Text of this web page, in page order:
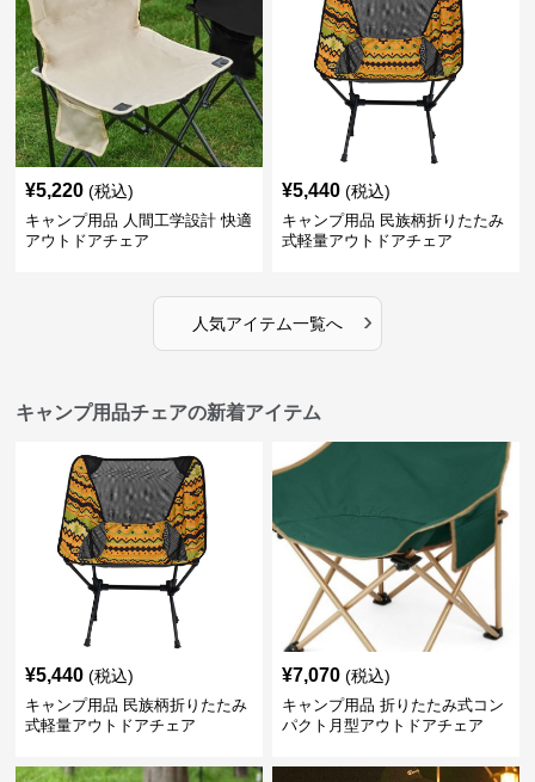
¥5,220 (税込)
キャンプ用品 人間工学設計 快適
アウトドアチェア
¥5,440 (税込)
キャンプ用品 民族柄折りたたみ
式軽量アウトドアチェア
人気アイテム一覧へ ›
キャンプ用品チェアの新着アイテム
¥5,440 (税込)
キャンプ用品 民族柄折りたたみ
式軽量アウトドアチェア
¥7,070 (税込)
キャンプ用品 折りたたみ式コン
パクト月型アウトドアチェア